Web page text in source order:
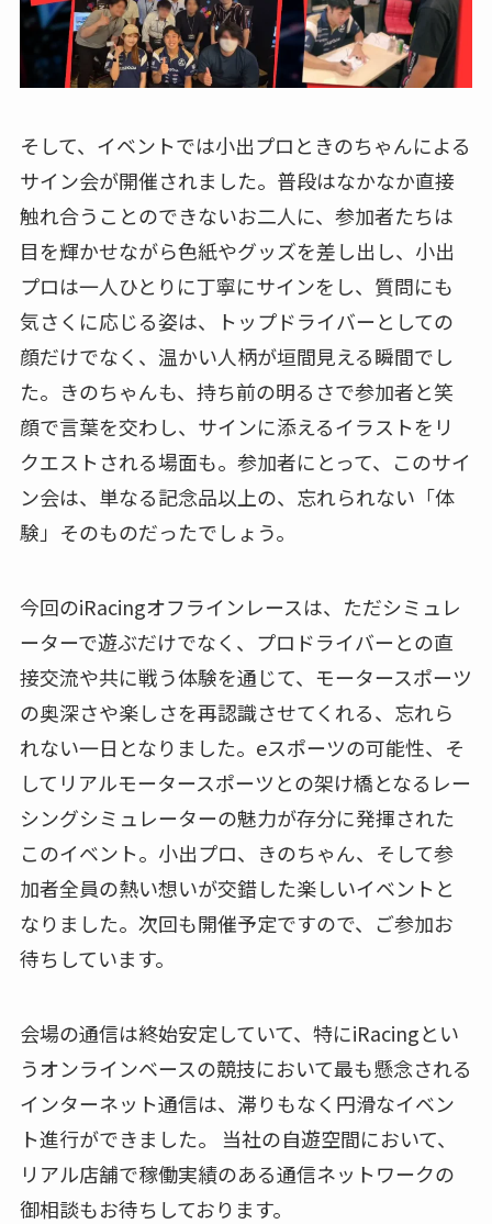
そして、イベントでは小出プロときのちゃんによる
サイン会が開催されました。普段はなかなか直接
触れ合うことのできないお二人に、参加者たちは
目を輝かせながら色紙やグッズを差し出し、小出
プロは一人ひとりに丁寧にサインをし、質問にも
気さくに応じる姿は、トップドライバーとしての
顔だけでなく、温かい人柄が垣間見える瞬間でし
た。きのちゃんも、持ち前の明るさで参加者と笑
顔で言葉を交わし、サインに添えるイラストをリ
クエストされる場面も。参加者にとって、このサイ
ン会は、単なる記念品以上の、忘れられない「体
験」そのものだったでしょう。
今回のiRacingオフラインレースは、ただシミュレ
ーターで遊ぶだけでなく、プロドライバーとの直
接交流や共に戦う体験を通じて、モータースポーツ
の奥深さや楽しさを再認識させてくれる、忘れら
れない一日となりました。eスポーツの可能性、そ
してリアルモータースポーツとの架け橋となるレー
シングシミュレーターの魅力が存分に発揮された
このイベント。小出プロ、きのちゃん、そして参
加者全員の熱い想いが交錯した楽しいイベントと
なりました。次回も開催予定ですので、ご参加お
待ちしています。
会場の通信は終始安定していて、特にiRacingとい
うオンラインベースの競技において最も懸念される
インターネット通信は、滞りもなく円滑なイベン
ト進行ができました。 当社の自遊空間において、
リアル店舗で稼働実績のある通信ネットワークの
御相談もお待ちしております。